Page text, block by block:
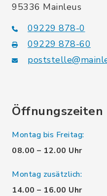
95336 Mainleus
09229 878-0
09229 878-60
Öffnungszeiten
Montag bis Freitag:
08.00 – 12.00 Uhr
Montag zusätzlich:
14.00 – 16.00 Uhr